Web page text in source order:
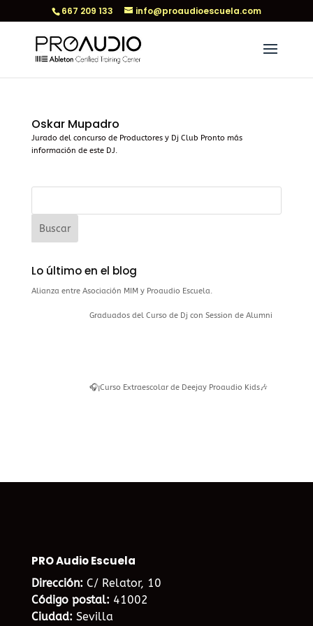
667 209 133 info@proaudioescuela.com
Oskar Mupadro
Jurado del concurso de Productores y Dj Club Pronto más
información de este DJ.
Lo último en el blog
Alianza entre Asociación MIM y Proaudio Escuela.
Graduados del Curso de Dj con Session de Alumni
🎧¡Curso Extraescolar de Deejay Proaudio Kids🎶
PRO Audio Escuela
Dirección: C/ Relator, 10
Código postal: 41002
Ciudad: Sevilla